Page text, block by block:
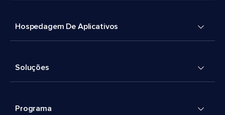
Hospedagem De Aplicativos
Soluções
Programa